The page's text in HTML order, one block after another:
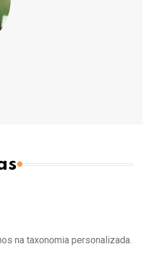
na taxonomia personalizada.